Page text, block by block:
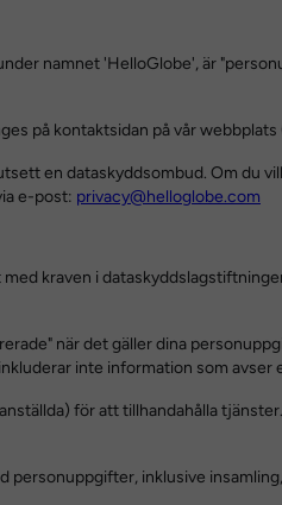
namnet 'HelloGlobe', är
på kontaktsidan på vår webbplats
en dataskyddsombud. Om du
e-post: privacy@helloglobe.com
kraven i
när det gäller dina
inte information som avser
för att tillhandahålla
personuppgifter, inklusive